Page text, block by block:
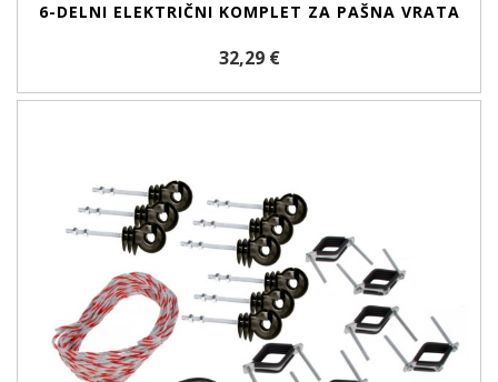
6-DELNI ELEKTRIČNI KOMPLET ZA PAŠNA VRATA
32,29 €